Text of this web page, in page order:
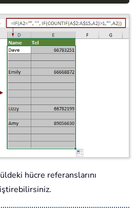
hücre referanslarını